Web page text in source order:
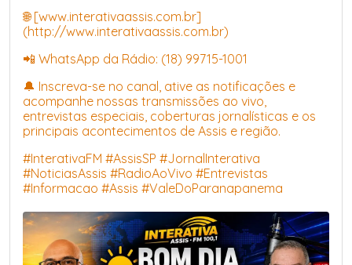
🌐 [www.interativaassis.com.br]
(http://www.interativaassis.com.br)
📲 WhatsApp da Rádio: (18) 99715-1001
🔔 Inscreva-se no canal, ative as notificações e
acompanhe nossas transmissões ao vivo,
entrevistas especiais, coberturas jornalísticas e os
principais acontecimentos de Assis e região.
#InterativaFM #AssisSP #JornalInterativa
#NoticiasAssis #RadioAoVivo #Entrevistas
#Informacao #Assis #ValeDoParanapanema